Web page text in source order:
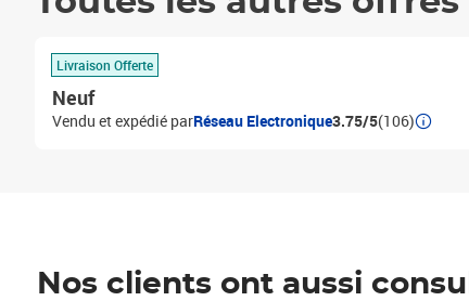
Livraison Offerte
Neuf
Vendu et expédié parRéseau Electronique3.75/5(106)
Nos clients ont aussi